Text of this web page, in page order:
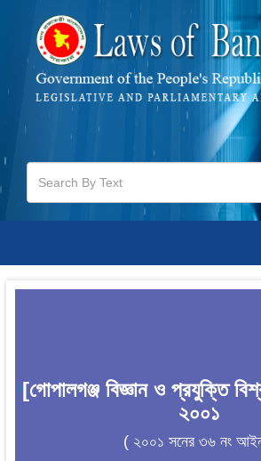
1[গোপালগঞ্জ বিজ্ঞান ও প্রযুক্তি
২০০১
( ২০০১ সনের ৩৬ নং